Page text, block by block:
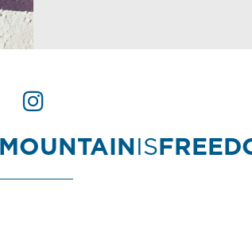
MOUNTAINIS